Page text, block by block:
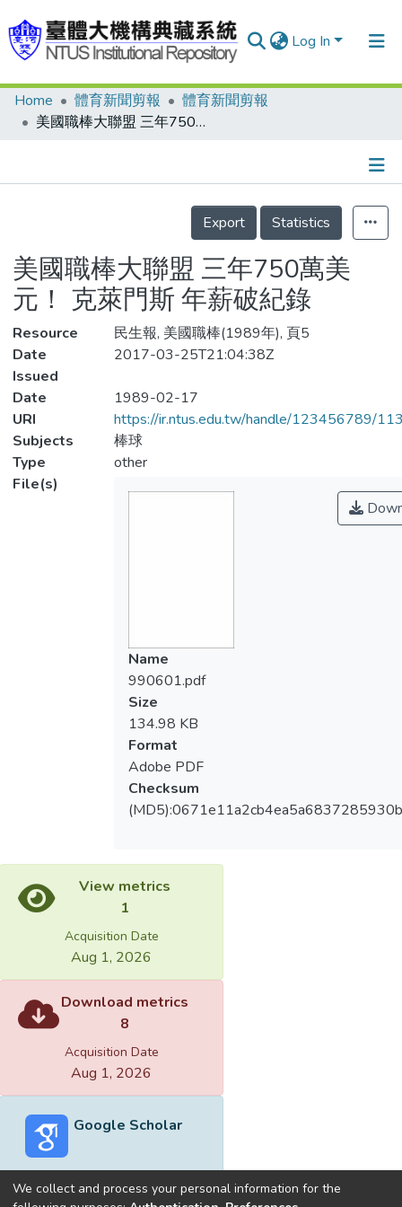
Log In
Communities & Collections
Statistics
Home 體育新聞剪報
體育新聞剪報
美國職棒大聯盟 三年750萬美元！ 克萊門斯 年薪破紀錄
Details
Export
Statistics
美國職棒大聯盟 三年750萬美
元！ 克萊門斯 年薪破紀錄
Resource
民生報, 美國職棒(1989年), 頁5
Date
Issued
2017-03-25T21:04:38Z
Date
1989-02-17
URI
https://ir.ntus.edu.tw/handle/123456789/
Subjects
棒球
Type
other
File(s)
Name
990601.pdf
Size
134.98 KB
Format
Adobe PDF
Checksum
View metrics
1
Acquisition Date
Aug 1, 2026
Download metrics
8
Acquisition Date
Aug 1, 2026
Google Scholar
We collect and process your personal information for the